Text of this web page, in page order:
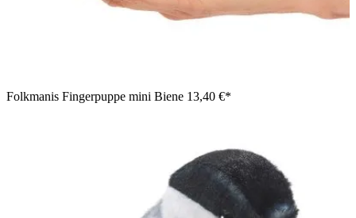
Folkmanis Fingerpuppe mini Biene 13,40 €*